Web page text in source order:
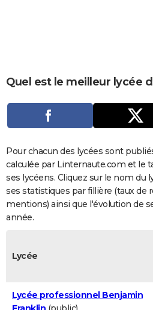
Dictionnaire
Biographies
Expressions
Proverbes
PROGRAMME TV
COPAINS D'AVANT
S'inscrire
Se connecter
Lycées
Collèges
Primaires
Universités
Entreprises
Service militaire
Avis de recherche
AVIS DE DÉCÈS
FORUM
Bricolage
Lifestyle
Culture
Sport
Auto
Television
Voyage
Cinema
Quel est le meilleur lycée
Pour chacun des lycées sont
calculée par Linternaute.com et le
ses lycéens. Cliquez sur le nom du
ses statistiques par fillière (taux de
mentions) ainsi que l'évolution de
année.
Lycée
Lycée professionnel Benjamin